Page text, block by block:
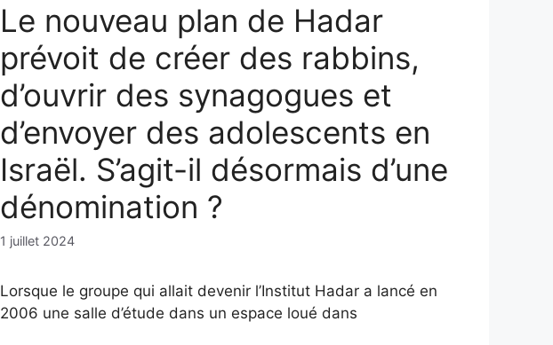
Le nouveau plan de Hadar
prévoit de créer des rabbins,
d’ouvrir des synagogues et
d’envoyer des adolescents en
Israël. S’agit-il désormais d’une
dénomination ?
1 juillet 2024
Lorsque le groupe qui allait devenir l’Institut Hadar a lancé en
2006 une salle d’étude dans un espace loué dans